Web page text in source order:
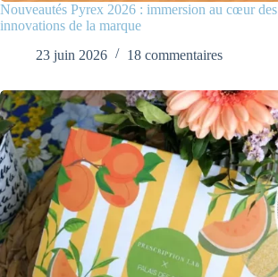
Nouveautés Pyrex 2026 : immersion au cœur des
innovations de la marque
23 juin 2026
18 commentaires